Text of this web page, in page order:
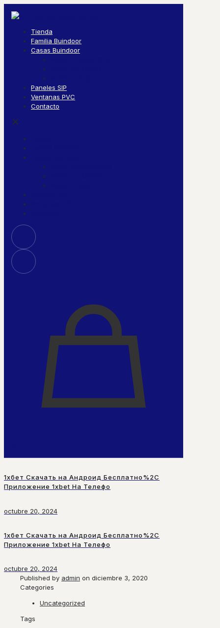
Tienda
Familia Buindoor
Casas Buindoor
Paneles SIP
Ventanas PVC
Contacto
✕
1хбет Скачать на Андроид Бесплатно%2C
Приложение 1xbet На Телефо
octubre 20, 2024
1хбет Скачать на Андроид Бесплатно%2C
Приложение 1xbet На Телефо
octubre 20, 2024
Published by admin on diciembre 3, 2020
Categories
Uncategorized
Tags